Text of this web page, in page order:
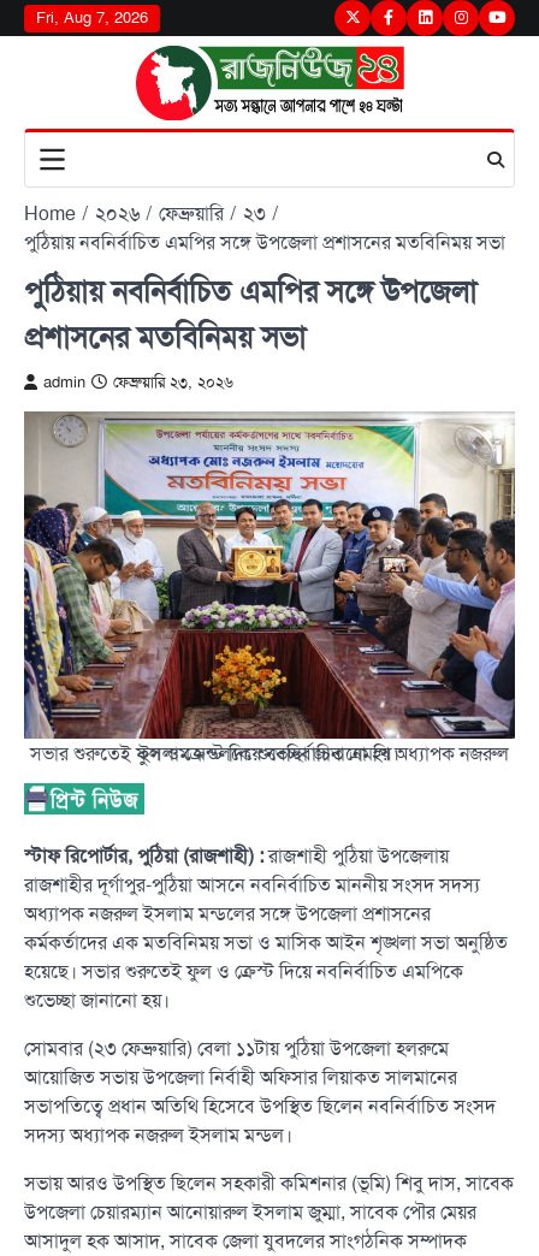
Skip
to
Fri, Aug 7, 2026 TwitterFacebook
LinkedInInstagram
Home ২০২৬ ফেব্রুয়ারি
২৩
পুঠিয়ায় নবনির্বাচিত এমপির সঙ্গে উপজেলা প্রশাসনের মতবিনিময় সভা
পুঠিয়ায় নবনির্বাচিত এমপির সঙ্গে উপজেলা
প্রশাসনের মতবিনিময় সভা
admin ফেব্রুয়ারি ২৩, ২০২৬
সভার শুরুতেই ফুল ও ক্রেস্ট দিয়ে নবনির্বাচিত এমপি অধ্যাপক নজরুল ইসলাম মন্ডলকে শুভেচ্ছা জানানো হয়।
স্টাফ রিপোর্টার, পুঠিয়া (রাজশাহী) :রাজশাহী পুঠিয়া উপজেলায়
রাজশাহীর দূর্গাপুর-পুঠিয়া আসনে নবনির্বাচিত মাননীয় সংসদ সদস্য
অধ্যাপক নজরুল ইসলাম মন্ডলের সঙ্গে উপজেলা প্রশাসনের
কর্মকর্তাদের এক মতবিনিময় সভা ও মাসিক আইন শৃঙ্খলা সভা অনুষ্ঠিত
হয়েছে। সভার শুরুতেই ফুল ও ক্রেস্ট দিয়ে নবনির্বাচিত এমপিকে
শুভেচ্ছা জানানো হয়।
সোমবার (২৩ ফেব্রুয়ারি) বেলা ১১টায় পুঠিয়া উপজেলা হলরুমে
আয়োজিত সভায় উপজেলা নির্বাহী অফিসার লিয়াকত সালমানের
সভাপতিত্বে প্রধান অতিথি হিসেবে উপস্থিত ছিলেন নবনির্বাচিত সংসদ
সদস্য অধ্যাপক নজরুল ইসলাম মন্ডল।
সভায় আরও উপস্থিত ছিলেন সহকারী কমিশনার (ভূমি) শিবু দাস, সাবেক
উপজেলা চেয়ারম্যান আনোয়ারুল ইসলাম জুম্মা, সাবেক পৌর মেয়র
আসাদুল হক আসাদ, সাবেক জেলা যুবদলের সাংগঠনিক সম্পাদক